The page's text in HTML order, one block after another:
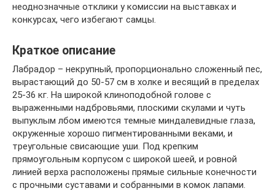
неоднозначные отклики у комиссии на выставках и
конкурсах, чего избегают самцы.
Краткое описание
Лабрадор – некрупный, пропорционально сложенный пес,
вырастающий до 50-57 см в холке и весящий в пределах
25-36 кг. На широкой клиноподобной голове с
выраженными надбровьями, плоскими скулами и чуть
выпуклым лбом имеются темные миндалевидные глаза,
окруженные хорошо пигментированными веками, и
треугольные свисающие уши. Под крепким
прямоугольным корпусом с широкой шеей, и ровной
линией верха расположены прямые сильные конечности
с прочными суставами и собранными в комок лапами.